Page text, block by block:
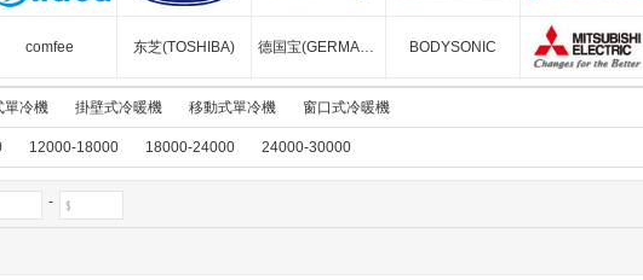
MITSUBISHI HEAVY
comfee 东芝(TOSHIBA) 德国宝(GERMANPOOL) BODYSONIC
惠而浦(Whirlpool) 飞利浦
單冷機 掛壁式冷暖機 移動式單冷機 窗口式冷暖機
12000-18000 18000-24000 24000-30000
-